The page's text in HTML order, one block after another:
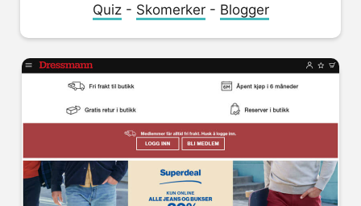
Quiz- Skomerker- Blogger